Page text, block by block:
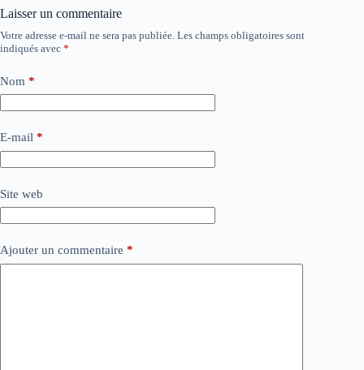
Laisser un commentaire
Votre adresse e-mail ne sera pas publiée. Les champs obligatoires sont
indiqués avec *
Nom *
E-mail *
Site web
Ajouter un commentaire *